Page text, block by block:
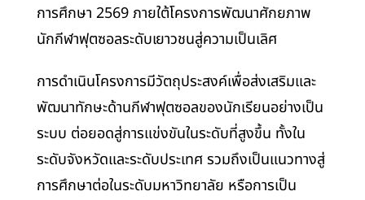
การศึกษา 2569 ภายใต้โครงการพัฒนาศักยภาพ
นักกีฬาฟุตซอลระดับเยาวชนสู่ความเป็นเลิศ
การดำเนินโครงการมีวัตถุประสงค์เพื่อส่งเสริมและ
พัฒนาทักษะด้านกีฬาฟุตซอลของนักเรียนอย่างเป็น
ระบบ ต่อยอดสู่การแข่งขันในระดับที่สูงขึ้น ทั้งใน
ระดับจังหวัดและระดับประเทศ รวมถึงเป็นแนวทางสู่
การศึกษาต่อในระดับมหาวิทยาลัย หรือการเป็น